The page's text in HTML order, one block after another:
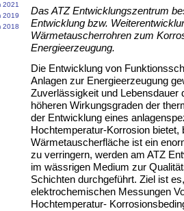
2021
2019
2018
Das ATZ Entwicklungszentrum
Entwicklung bzw.
Wärmetauscherrohren zum
Energieerzeugung.
Die Entwicklung von
Anlagen zur Energieerzeugung
Zuverlässigkeit und
höheren Wirkungsgraden der
der Entwicklung eines
Hochtemperatur-Korrosion
Wärmetauscherfläche ist ein
zu verringern, werden am ATZ
im wässrigen Medium zur
Schichten durchgeführt. Ziel ist
elektrochemischen Messungen
Hochtemperatur-